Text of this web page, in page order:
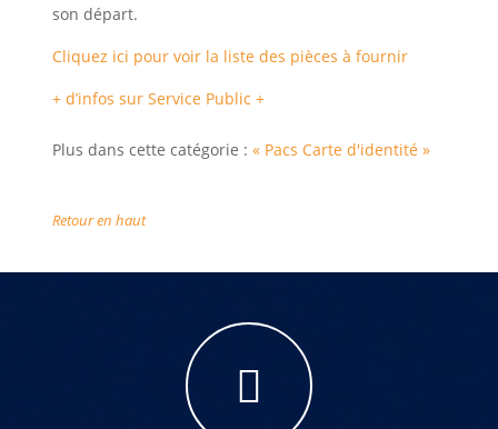
son départ.
Cliquez ici pour voir la liste des pièces à fournir
+ d’infos sur Service Public +
Plus dans cette catégorie : « Pacs Carte d'identité »
Retour en haut